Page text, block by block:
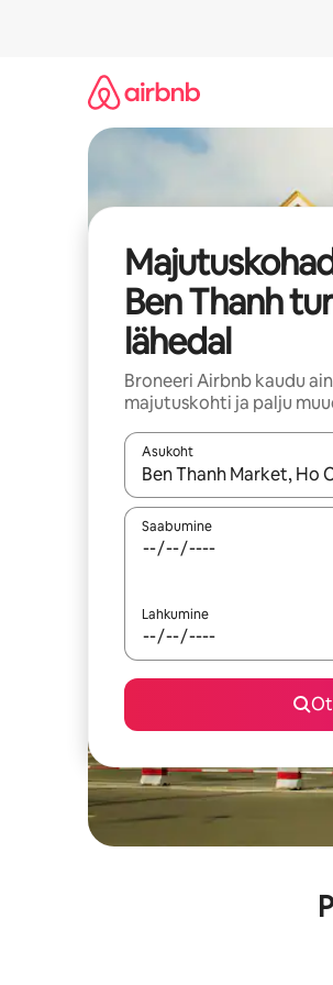
Ben Thanh
lähedal
Broneeri Airbnb kaudu
majutuskohti ja palju
Asukoht
Kui tulemused on
Saabumine
Lahkumine